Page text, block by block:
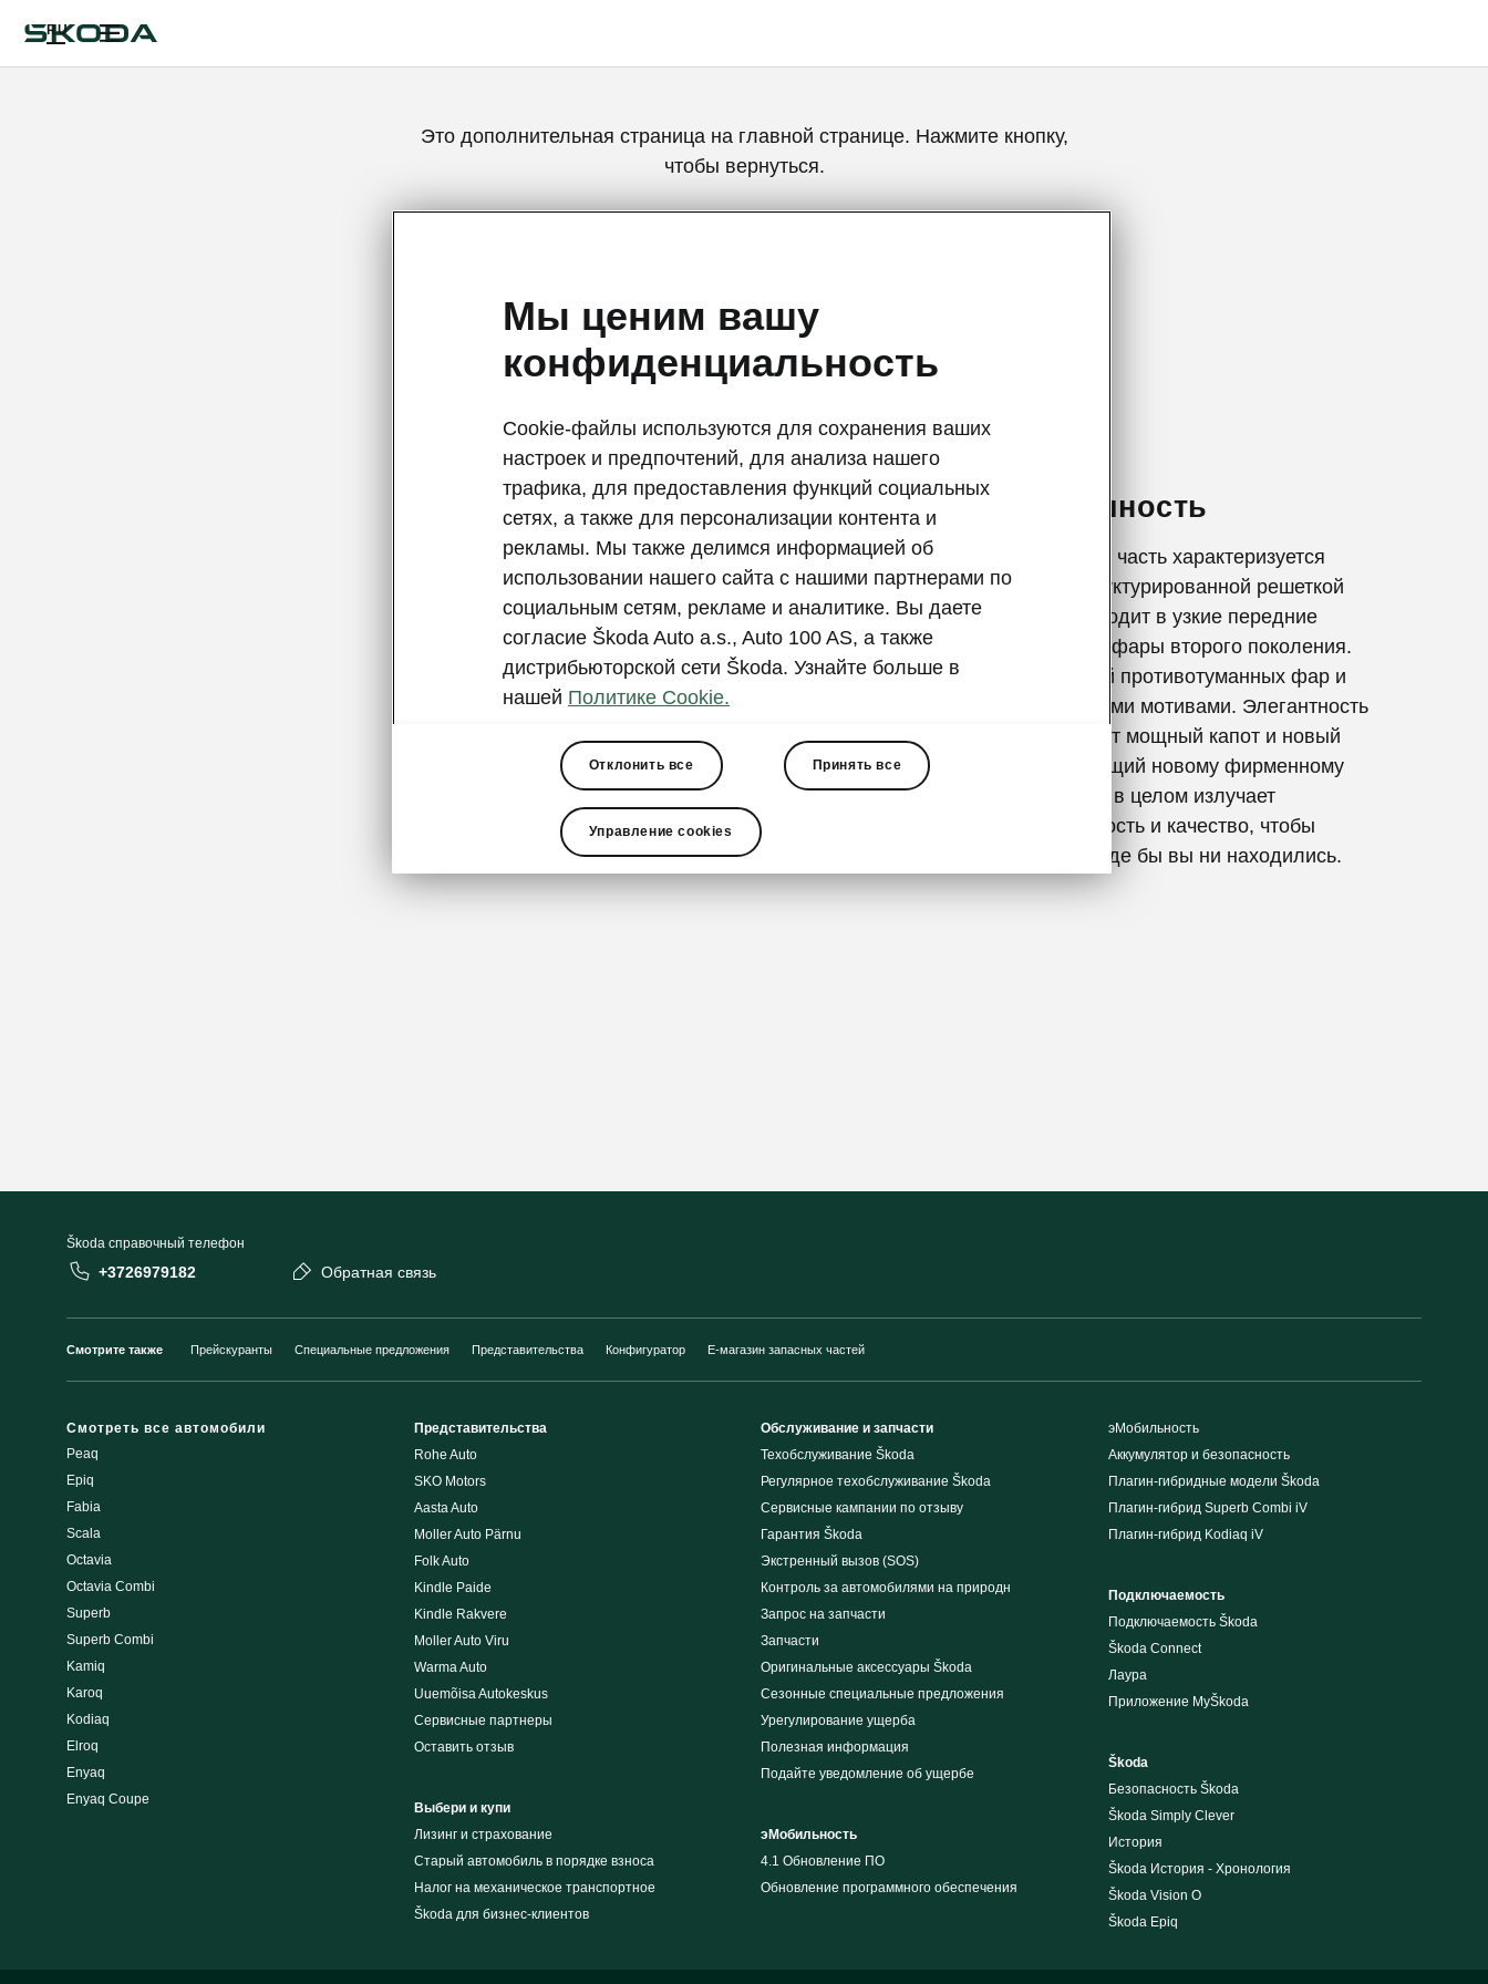
RU
Это дополнительная страница на главной странице. Нажмите кнопку,
чтобы вернуться.
Дизайн Škoda Octavia
Уверенная внешность
Привлекательная носовая часть характеризуется
широкой вертикально структурированной решеткой
радиатора, которая переходит в узкие передние
матричные светодиодные фары второго поколения.
Фары оснащены функцией противотуманных фар и
украшены кристаллическими мотивами. Элегантность
передней части дополняют мощный капот и новый
2D-логотип, соответствующий новому фирменному
стилю Škoda. Автомобиль в целом излучает
уверенность, вневременность и качество, чтобы
представлять вас везде, где бы вы ни находились.
Škoda cправочный телефон
+3726979182 Обратная связь
Смотрите также Прейскуранты Специальные предложения Представительства Конфигуратор E-магазин запасных частей
Смотреть все автомобили
Peaq
Epiq
Fabia
Scala
Octavia
Octavia Combi
Superb
Superb Combi
Kamiq
Karoq
Kodiaq
Elroq
Enyaq
Enyaq Coupe
Представительства
Rohe Auto
SKO Motors
Aasta Auto
Moller Auto Pärnu
Folk Auto
Kindle Paide
Kindle Rakvere
Moller Auto Viru
Warma Auto
Uuemõisa Autokeskus
Сервисные партнеры
Оставить отзыв
Выбери и купи
Лизинг и cтрахование
Cтарый автомобиль в порядке взноса
Налог на механическое транспортное
Škoda для бизнес-клиентов
Обслуживание и запчасти
Техобслуживание Škoda
Регулярное техобслуживание Škoda
Сервисные кампании по отзыву
Гарантия Škoda
Экстренный вызов (SOS)
Контроль за автомобилями на природн
Запрос на запчасти
Запчасти
Оригинальные аксессуары Škoda
Сезонные специальные предложения
Урегулирование ущерба
Полезная информация
Подайте уведомление об ущербе
эМобильность
4.1 Обновление ПО
Обновление программного обеспечения
эМобильность
Аккумулятор и безопасность
Плагин-гибридные модели Škoda
Плагин-гибрид Superb Combi iV
Плагин-гибрид Kodiaq iV
Подключаемость
Подключаемость Škoda
Škoda Connect
Лаура
Приложение MyŠkoda
Škoda
Безопасность Škoda
Škoda Simply Clever
История
Škoda История - Хронология
Škoda Vision O
Škoda Epiq
Мы ценим вашу
конфиденциальность
Cookie-файлы используются для сохранения ваших
настроек и предпочтений, для анализа нашего
трафика, для предоставления функций социальных
сетях, а также для персонализации контента и
рекламы. Мы также делимся информацией об
использовании нашего сайта с нашими партнерами по
социальным сетям, рекламе и аналитике. Вы даете
согласие Škoda Auto a.s., Auto 100 AS, а также
дистрибьюторской сети Škoda. Узнайте больше в
нашей Политике Cookie.
Отклонить все Принять все
Управление cookies